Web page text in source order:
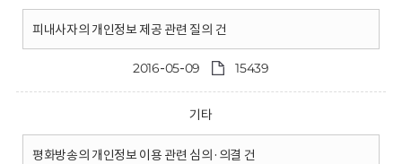
피내사자의 개인정보 제공 관련 질의 건
2016-05-09 15439
기타
평화방송의 개인정보 이용 관련 심의·의결 건